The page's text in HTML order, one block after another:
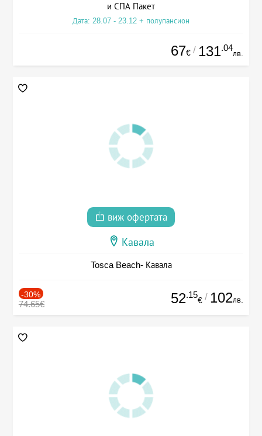
и СПА Пакет
Дата: 28.07 - 23.12 + полупансион
67€ / 131.04
лв.
виж офертата
Кавала
Tosca Beach- Кавала
-30%
74.65€ 52.15
€ / 102лв.